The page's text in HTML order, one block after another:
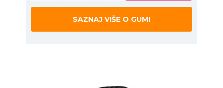
SAZNAJ VIŠE O GUMI